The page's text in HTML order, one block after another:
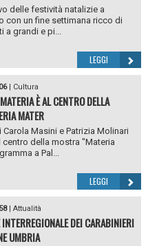
delle festività natalizie a
con un fine settimana ricco di
grandi e pi...
LEGGI
| Cultura
È AL CENTRO DELLA
MATER
Carola Masini e Patrizia Molinari
centro della mostra "Materia
a Pal...
LEGGI
| Attualità
DEI CARABINIERI
UMBRIA